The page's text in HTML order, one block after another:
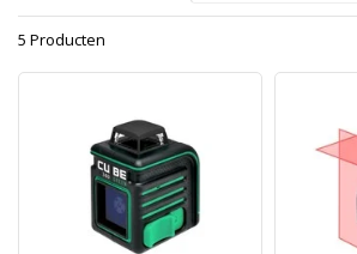
5 Producten